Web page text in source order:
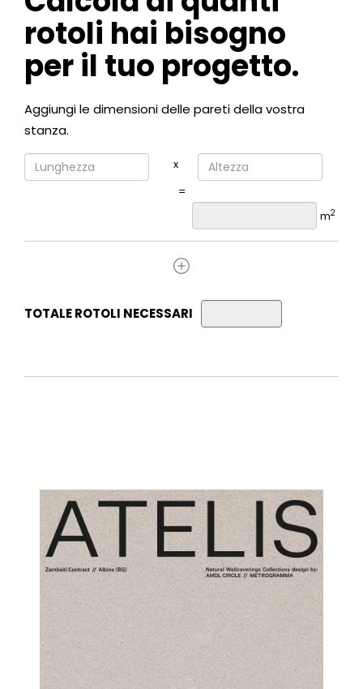
rotoli hai bisogno
per il tuo progetto.
Aggiungi le dimensioni delle pareti della vostra
stanza.
x
=
m2
TOTALE ROTOLI NECESSARI